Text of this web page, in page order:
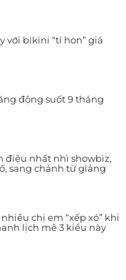
với bikini “tí hon” giá
động suốt 9 tháng
điệu nhất nhì showbiz,
sang chảnh từ giảng
chị em “xếp xó” khi
lịch mê 3 kiểu này